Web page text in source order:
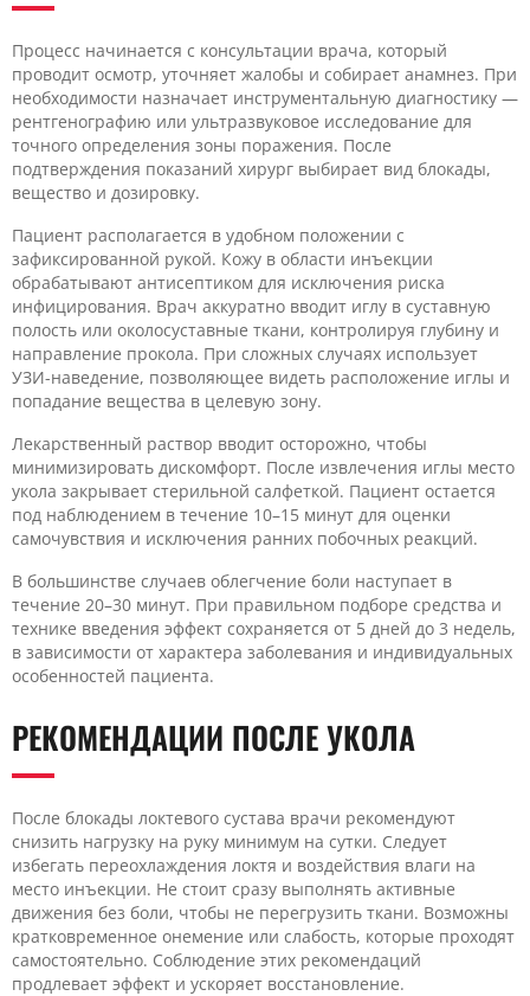
Процесс начинается с консультации врача, который
проводит осмотр, уточняет жалобы и собирает анамнез. При
необходимости назначает инструментальную диагностику —
рентгенографию или ультразвуковое исследование для
точного определения зоны поражения. После
подтверждения показаний хирург выбирает вид блокады,
вещество и дозировку.
Пациент располагается в удобном положении с
зафиксированной рукой. Кожу в области инъекции
обрабатывают антисептиком для исключения риска
инфицирования. Врач аккуратно вводит иглу в суставную
полость или околосуставные ткани, контролируя глубину и
направление прокола. При сложных случаях использует
УЗИ-наведение, позволяющее видеть расположение иглы и
попадание вещества в целевую зону.
Лекарственный раствор вводит осторожно, чтобы
минимизировать дискомфорт. После извлечения иглы место
укола закрывает стерильной салфеткой. Пациент остается
под наблюдением в течение 10–15 минут для оценки
самочувствия и исключения ранних побочных реакций.
В большинстве случаев облегчение боли наступает в
течение 20–30 минут. При правильном подборе средства и
технике введения эффект сохраняется от 5 дней до 3 недель,
в зависимости от характера заболевания и индивидуальных
особенностей пациента.
РЕКОМЕНДАЦИИ ПОСЛЕ УКОЛА
После блокады локтевого сустава врачи рекомендуют
снизить нагрузку на руку минимум на сутки. Следует
избегать переохлаждения локтя и воздействия влаги на
место инъекции. Не стоит сразу выполнять активные
движения без боли, чтобы не перегрузить ткани. Возможны
кратковременное онемение или слабость, которые проходят
самостоятельно. Соблюдение этих рекомендаций
продлевает эффект и ускоряет восстановление.